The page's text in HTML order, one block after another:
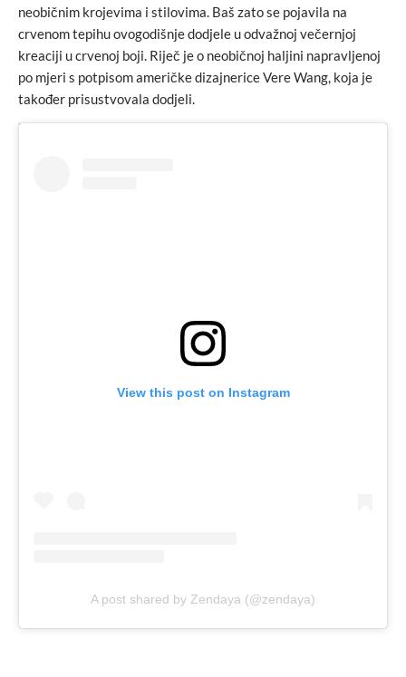
neobičnim krojevima i stilovima. Baš zato se pojavila na
crvenom tepihu ovogodišnje dodjele u odvažnoj večernjoj
kreaciji u crvenoj boji. Riječ je o neobičnoj haljini napravljenoj
po mjeri s potpisom američke dizajnerice Vere Wang, koja je
također prisustvovala dodjeli.
View this post on Instagram
A post shared by Zendaya (@zendaya)